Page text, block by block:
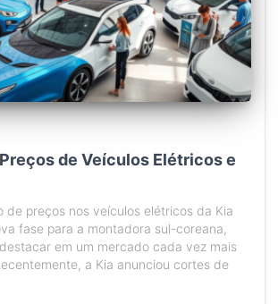
de Veículos Elétricos e
de preços nos veículos elétricos da Kia
fase para a montadora sul-coreana,
em um mercado cada vez mais
a Kia anunciou cortes de